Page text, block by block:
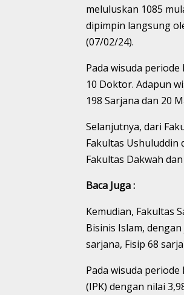
meluluskan 1085
dipimpin langsung
(07/02/24).
Pada wisuda
10 Doktor. Adapun
198 Sarjana dan 20
Selanjutnya, dari
Fakultas Ushuluddin
Fakultas Dakwah
Baca Juga :
Kemudian, Fakultas
Bisinis Islam,
sarjana, Fisip 68
Pada wisuda
(IPK) dengan nilai